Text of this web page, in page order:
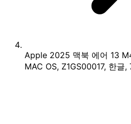
Apple 2025 맥북 에어 13
MAC OS, Z1GS00017, 한글